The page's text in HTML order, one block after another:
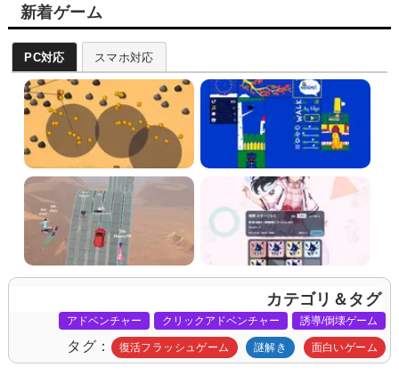
新着ゲーム
PC対応 スマホ対応
カテゴリ＆タグ
アドベンチャー クリックアドベンチャー 誘導/倒壊ゲーム
タグ 復活フラッシュゲーム 謎解き 面白いゲーム